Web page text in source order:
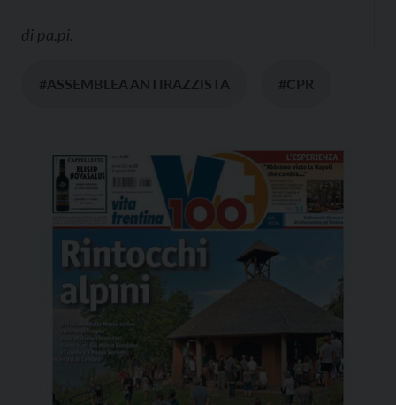
di pa.pi.
#ASSEMBLEA ANTIRAZZISTA #CPR